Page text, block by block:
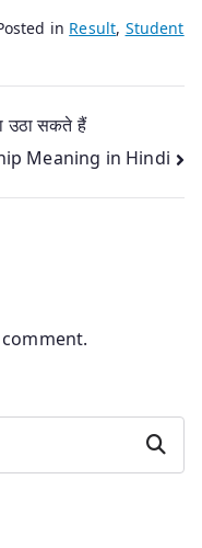
in Result, Student
उठा सकते हैं
Meaning in Hindi
Search